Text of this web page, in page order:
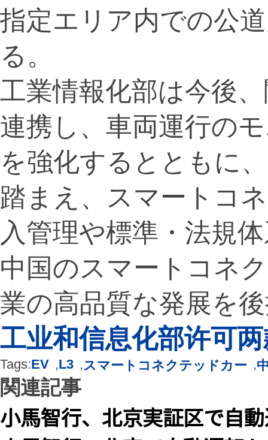
指定エリア内での公
る。
工業情報化部は今後
連携し、車両運行の
を強化するとともに
踏まえ、スマートコ
入管理や標準・法規
中国のスマートコネ
業の高品質な発展を
工业和信息化部许可
Tags:EV ,L3 ,スマートコネクテッドカー ,
関連記事
小馬智行、北京実証区で自